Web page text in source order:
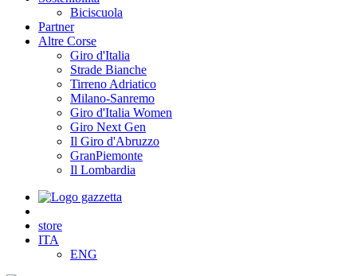
Biciscuola
Partner
Altre Corse
Giro d'Italia
Strade Bianche
Tirreno Adriatico
Milano-Sanremo
Giro d'Italia Women
Giro Next Gen
Il Giro d'Abruzzo
GranPiemonte
Il Lombardia
store
ITA
ENG